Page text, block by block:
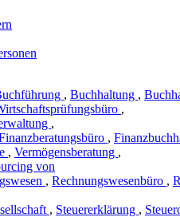
, Buchhaltung ,
,
,
,
, Vermögensberatung ,
von
, Rechnungswesenbüro ,
, Steuererklärung ,